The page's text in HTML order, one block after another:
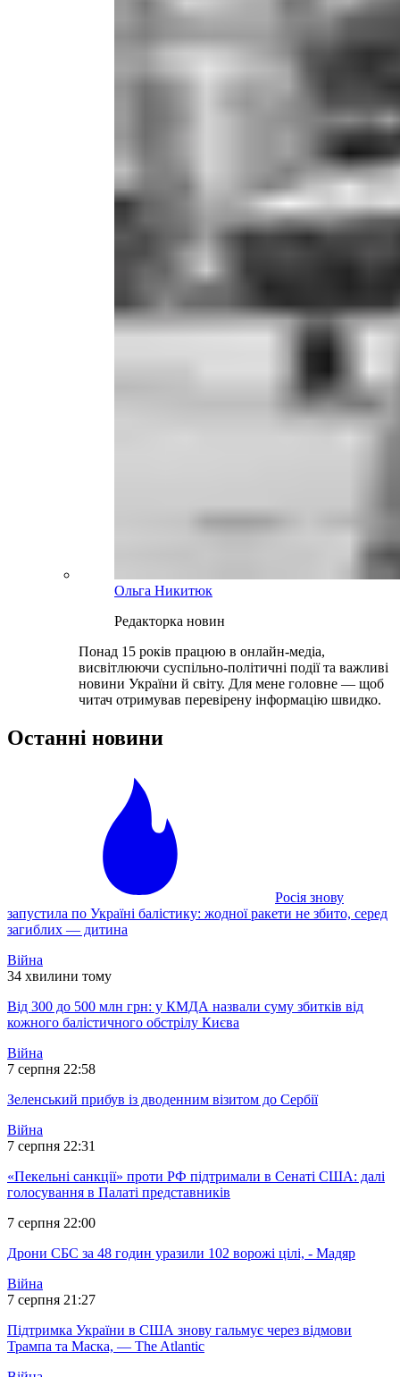
Ольга Никитюк
Редакторка новин
Понад 15 років працюю в онлайн-медіа,
висвітлюючи суспільно-політичні події та важливі
новини України й світу. Для мене головне — щоб
читач отримував перевірену інформацію швидко.
Останні новини
Росія знову
запустила по Україні балістику: жодної ракети не збито, серед
загиблих — дитина
Війна
34 хвилини тому
Від 300 до 500 млн грн: у КМДА назвали суму збитків від
кожного балістичного обстрілу Києва
Війна
7 серпня 22:58
Зеленський прибув із дводенним візитом до Сербії
Війна
7 серпня 22:31
«Пекельні санкції» проти РФ підтримали в Сенаті США: далі
голосування в Палаті представників
7 серпня 22:00
Дрони СБС за 48 годин уразили 102 ворожі цілі, - Мадяр
Війна
7 серпня 21:27
Підтримка України в США знову гальмує через відмови
Трампа та Маска, — The Atlantic